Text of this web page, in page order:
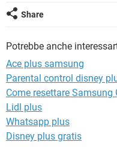
TIKTOK
Share
Potrebbe anche
Ace plus samsung
Parental control disney
Come resettare Samsung
Lidl plus
Whatsapp plus
Disney plus gratis